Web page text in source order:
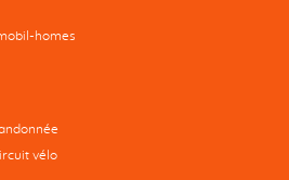
homes
vélo